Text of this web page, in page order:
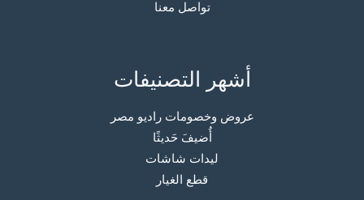
تواصل معنا
أشهر التصنيفات
عروض وخصومات راديو مصر
أُضيفَ حَديثًا
ليدات شاشات
قطع الغيار